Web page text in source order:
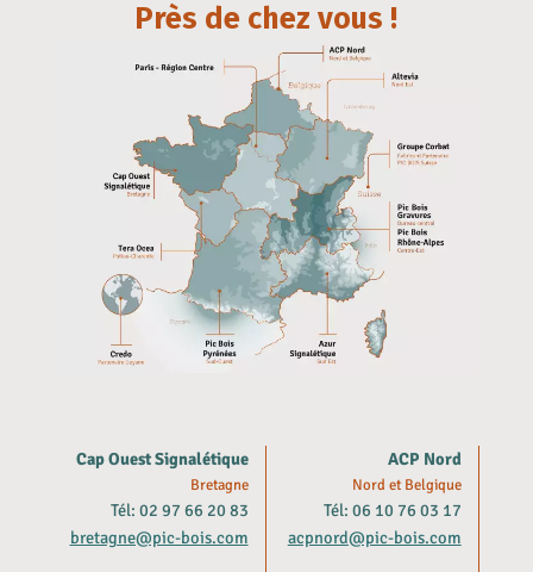
Près de chez vous !
Cap Ouest Signalétique
Bretagne
Tél: 02 97 66 20 83
bretagne@pic-bois.com
ACP Nord
Nord et Belgique
Tél: 06 10 76 03 17
acpnord@pic-bois.com